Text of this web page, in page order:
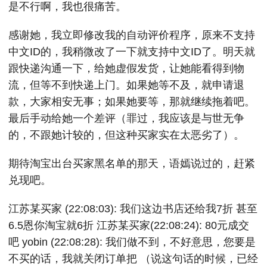
是不行啊，我也很痛苦。
感谢她，我立即修改我的自动评价程序，原来不支持
中文ID的，我稍微改了一下就支持中文ID了。明天就
跟快递沟通一下，给她虚假发货，让她能看得到物
流，但等不到快递上门。如果她等不及，就申请退
款，大家相安无事；如果她要等，那就继续拖着吧。
最后手动给她一个差评（罪过，我应该是与世无争
的，不跟她计较的，但这种买家实在太恶劣了）。
期待淘宝出台买家黑名单的那天，语嫣说过的，赶紧
兑现吧。
江苏某买家 (22:08:03): 我们这边书店还给我7折 甚至
6.5恩你淘宝就6折 江苏某买家(22:08:24): 80元成交
吧 yobin (22:08:28): 我们做不到，不好意思，您要是
不买的话，我就关闭订单把 （说这句话的时候，已经